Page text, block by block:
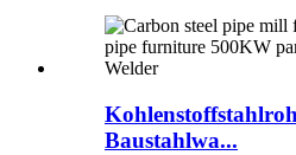
Baustahlwa...